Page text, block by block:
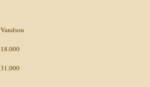
Vandsou
18.000
31.000